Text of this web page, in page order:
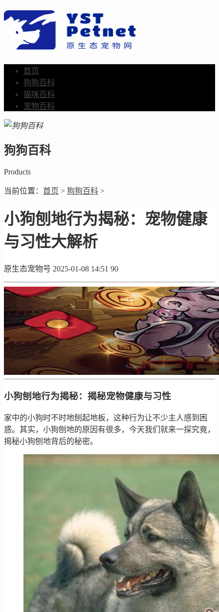
首页
狗狗百科
猫咪百科
宠物百科
狗狗百科
Products
当前位置： 首页 > 狗狗百科 >
小狗刨地行为揭秘：宠物健康
与习性大解析
原生态宠物号 2025-01-08 14:51 90
小狗刨地行为揭秘：揭秘宠物健康与习性
家中的小狗时不时地刨起地板，这种行为让不少主人感到困
惑。其实，小狗刨地的原因有很多，今天我们就来一探究竟，
揭秘小狗刨地背后的秘密。